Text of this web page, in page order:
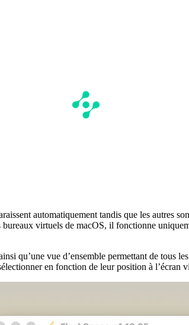
automatiquement tandis que les autres
virtuels de macOS, il fonctionne
qu’une vue d’ensemble permettant de
en fonction de leur position à l’écran